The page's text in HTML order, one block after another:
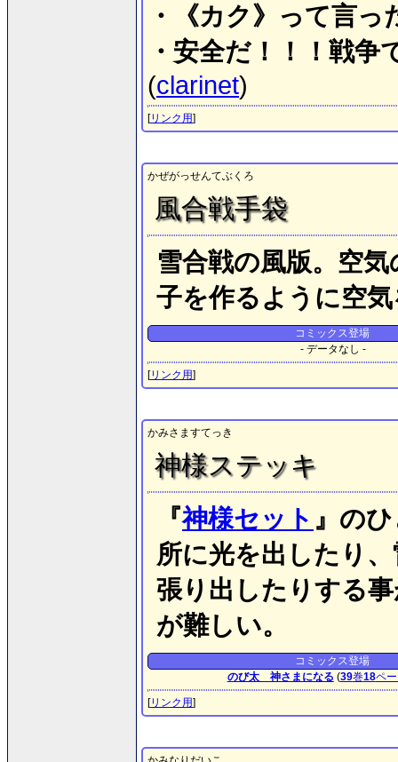
・《カク》って言
・安全だ！！！戦
(clarinet)
[リンク用]
かぜがっせんてぶくろ
風合戦手袋
雪合戦の風版。空
子を作るように空
コミックス登場
- データなし -
[リンク用]
かみさますてっき
神様ステッキ
『神様セット 』の
所に光を出したり
張り出したりする
が難しい。
コミックス登場
のび太 神さまになる (39巻18ペ
[リンク用]